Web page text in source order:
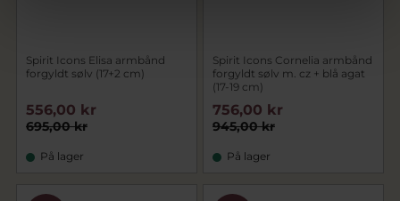
Spirit Icons Elisa armbånd
forgyldt sølv (17+2 cm)
695,00 kr
556,00 kr
På lager
Spirit Icons Cornelia armbånd
forgyldt sølv m. cz + blå agat
(17-19 cm)
945,00 kr
756,00 kr
På lager